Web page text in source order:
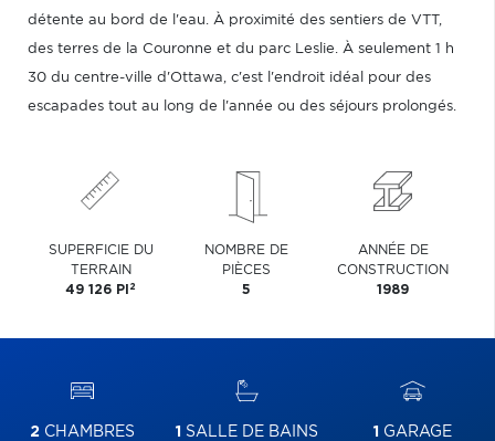
détente au bord de l'eau. À proximité des sentiers de VTT,
des terres de la Couronne et du parc Leslie. À seulement 1 h
30 du centre-ville d'Ottawa, c'est l'endroit idéal pour des
escapades tout au long de l'année ou des séjours prolongés.
SUPERFICIE DU
TERRAIN
49 126 PI 2
NOMBRE DE
PIÈCES
5
ANNÉE DE
CONSTRUCTION
1989
2 CHAMBRES 1 SALLE DE BAINS 1 GARAGE